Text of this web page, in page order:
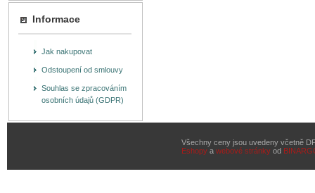
Informace
Jak nakupovat
Odstoupení od smlouvy
Souhlas se zpracováním
osobních údajů (GDPR)
Všechny ceny jsou uvedeny včetně
Eshopya webové stránkyod